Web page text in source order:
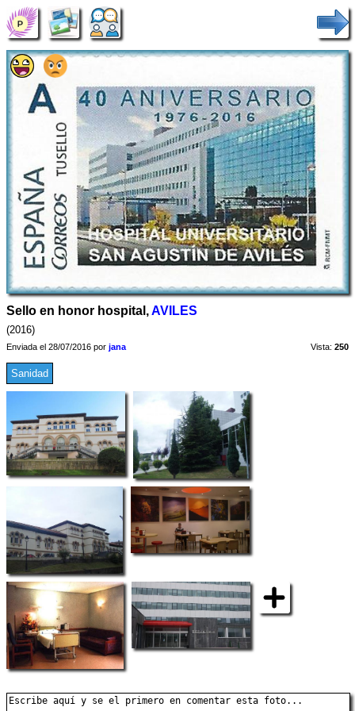
Sello en honor hospital,AVILES
(2016)
Enviada el 28/07/2016 por jana Vista: 250
Sanidad